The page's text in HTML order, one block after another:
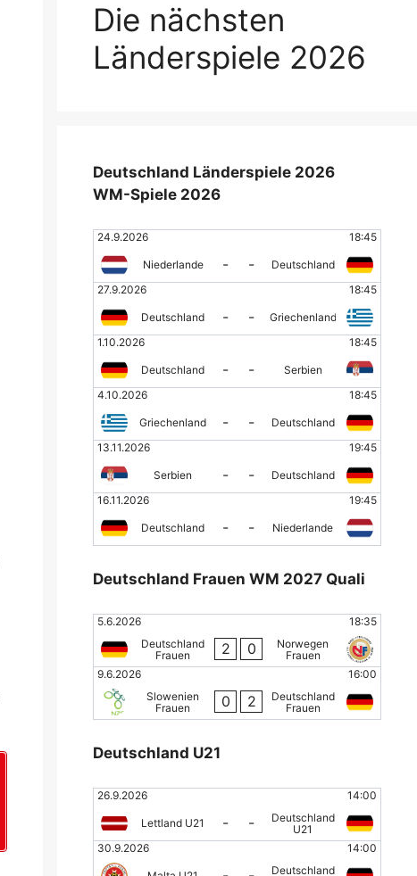
Die nächsten
Länderspiele 2026
Deutschland Länderspiele 2026
WM-Spiele 2026
24.9.2026 18:45
Niederlande - -
Deutschland
27.9.2026
18:45
Deutschland - -
Griechenland
1.10.2026
18:45
Deutschland - -
Serbien
4.10.2026
18:45
Griechenland - -
Deutschland
13.11.2026
19:45
Serbien - -
Deutschland
16.11.2026
19:45
Deutschland - - Niederlande
Deutschland Frauen WM 2027 Quali
5.6.2026
18:35
Deutschland
Frauen
2 0
Norwegen
Frauen
9.6.2026
16:00
Slowenien
Frauen
0 2
Deutschland
Frauen
Deutschland U21
26.9.2026 14:00
Lettland U21 - -
Deutschland
U21
30.9.2026
14:00
Deutschland